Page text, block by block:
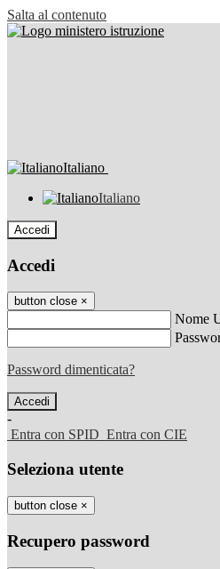
Salta al contenuto
Italiano
Italiano
Accedi
Accedi
button close ×
Nome
Password dimenticata?
-
Entra con SPID Entra con CIE
Seleziona utente
button close ×
Recupero password